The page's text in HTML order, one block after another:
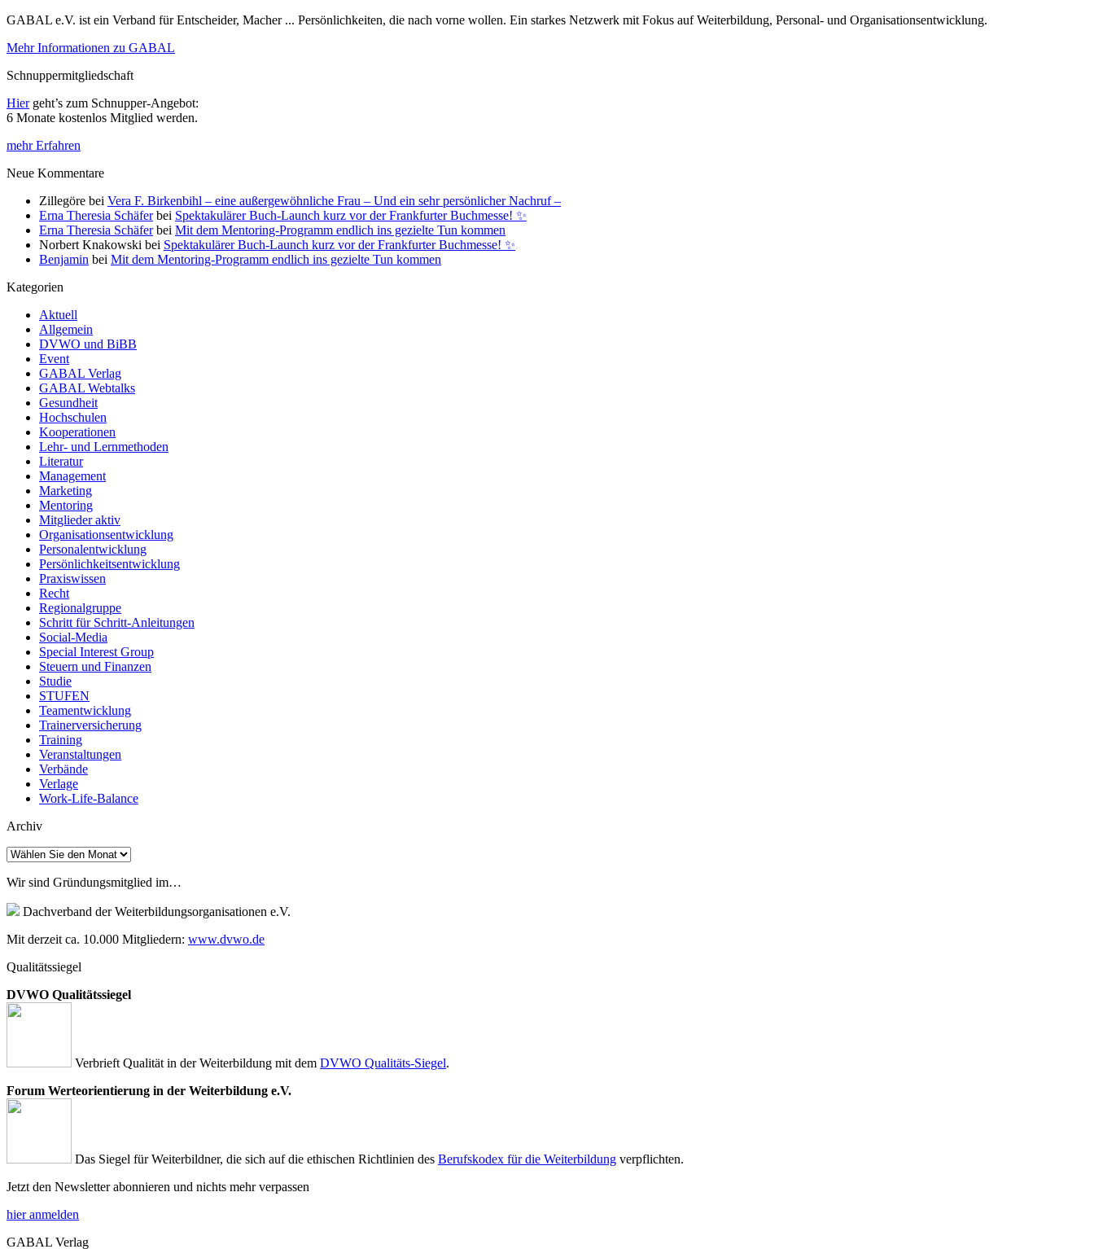
GABAL e.V. ist ein Verband für Entscheider, Macher ... Persönlichkeiten, die nach vorne wollen. Ein starkes Netzwerk mit Fokus auf Weiterbildung, Personal- und Organisationsentwicklung.
Mehr Informationen zu GABAL
Schnuppermitgliedschaft
Hiergeht’s zum Schnupper-Angebot:
6 Monate kostenlos Mitglied werden.
mehr Erfahren
Neue Kommentare
Zillegöre bei Vera F. Birkenbihl – eine außergewöhnliche Frau – Und ein sehr persönlicher Nachruf –
Erna Theresia Schäferbei Spektakulärer Buch-Launch kurz vor der Frankfurter Buchmesse! ✨
Erna Theresia Schäferbei Mit dem Mentoring-Programm endlich ins gezielte Tun kommen
Norbert Knakowski bei Spektakulärer Buch-Launch kurz vor der Frankfurter Buchmesse! ✨
Benjamin bei Mit dem Mentoring-Programm endlich ins gezielte Tun kommen
Kategorien
Aktuell
Allgemein
DVWO und BiBB
Event
GABAL Verlag
GABAL Webtalks
Gesundheit
Hochschulen
Kooperationen
Lehr- und Lernmethoden
Literatur
Management
Marketing
Mentoring
Mitglieder aktiv
Organisationsentwicklung
Personalentwicklung
Persönlichkeitsentwicklung
Praxiswissen
Recht
Regionalgruppe
Schritt für Schritt-Anleitungen
Social-Media
Special Interest Group
Steuern und Finanzen
Studie
STUFEN
Teamentwicklung
Trainerversicherung
Training
Veranstaltungen
Verbände
Verlage
Work-Life-Balance
Archiv
Archiv
Wir sind Gründungsmitglied im…
Dachverband der Weiterbildungsorganisationen e.V.
Mit derzeit ca. 10.000 Mitgliedern: www.dvwo.de
Qualitätssiegel
DVWO Qualitätssiegel
Verbrieft Qualität in der Weiterbildung mit dem DVWO Qualitäts-Siegel.
Forum Werteorientierung in der Weiterbildung e.V.
Das Siegel für Weiterbildner, die sich auf die ethischen Richtlinien des Berufskodex für die Weiterbildung verpflichten.
Jetzt den Newsletter abonnieren und nichts mehr verpassen
hier anmelden
GABAL Verlag